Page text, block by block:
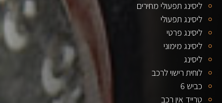
ליסינג תפעולי מחירים
ליסינג תפעולי
ליסינג פרטי
ליסינג מימוני
ליסינג
לוחית רישוי לרכב
כביש 6
טרייד אין רכב